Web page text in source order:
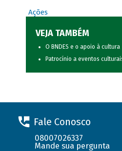
Ações
VEJA TAMBÉM
O BNDES e o apoio à cultura
Patrocínio a eventos
Fale Conosco
08007026337
Mande sua pergunta